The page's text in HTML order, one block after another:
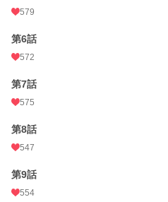
ファンタジー
お気に入り
24h.ポイント
文字数
初回公開日時
週間ポイント
579
第6話
572
第7話
575
第8話
547
第9話
554